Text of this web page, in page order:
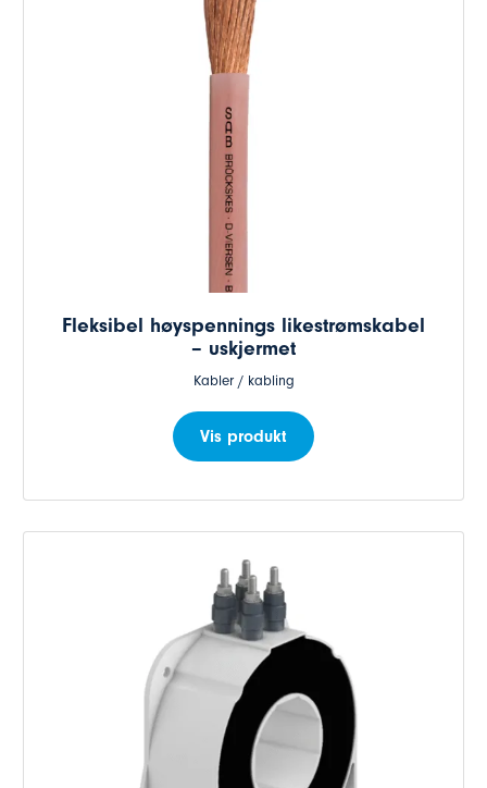
Fleksibel høyspennings likestrømskabel
– uskjermet
Kabler / kabling
Vis produkt